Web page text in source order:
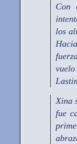
Con
los
vuelo
Xina
fue